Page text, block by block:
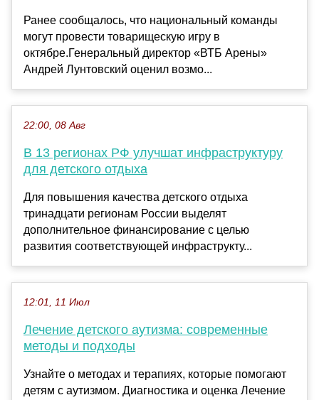
Ранее сообщалось, что национальный команды
могут провести товарищескую игру в
октябре.Генеральный директор «ВТБ Арены»
Андрей Лунтовский оценил возмо...
22:00, 08 Авг
В 13 регионах РФ улучшат инфраструктуру
для детского отдыха
Для повышения качества детского отдыха
тринадцати регионам России выделят
дополнительное финансирование с целью
развития соответствующей инфраструкту...
12:01, 11 Июл
Лечение детского аутизма: современные
методы и подходы
Узнайте о методах и терапиях, которые помогают
детям с аутизмом. Диагностика и оценка Лечение